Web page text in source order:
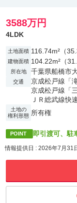
3588万円
4LDK
土地面積 116.74m²（
建物面積 104.22m²（
所在地 千葉県船橋市
交通
京成松戸線「
京成松戸線「
ＪＲ総武線快
土地の
権利形態 所有権
POINT 即引渡可、駐
情報提供日 : 2026年7月31